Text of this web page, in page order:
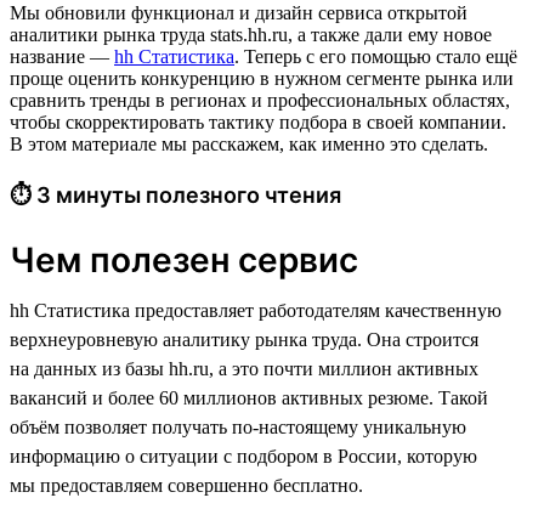
Мы обновили функционал и дизайн сервиса открытой
аналитики рынка труда stats.hh.ru, а также дали ему новое
название — hh Cтатистика. Теперь с его помощью стало ещё
проще оценить конкуренцию в нужном сегменте рынка или
сравнить тренды в регионах и профессиональных областях,
чтобы скорректировать тактику подбора в своей компании.
В этом материале мы расскажем, как именно это сделать.
⏱ 3 минуты полезного чтения
Чем полезен сервис
hh Статистика предоставляет работодателям качественную
верхнеуровневую аналитику рынка труда. Она строится
на данных из базы hh.ru, а это почти миллион активных
вакансий и более 60 миллионов активных резюме. Такой
объём позволяет получать по-настоящему уникальную
информацию о ситуации с подбором в России, которую
мы предоставляем совершенно бесплатно.